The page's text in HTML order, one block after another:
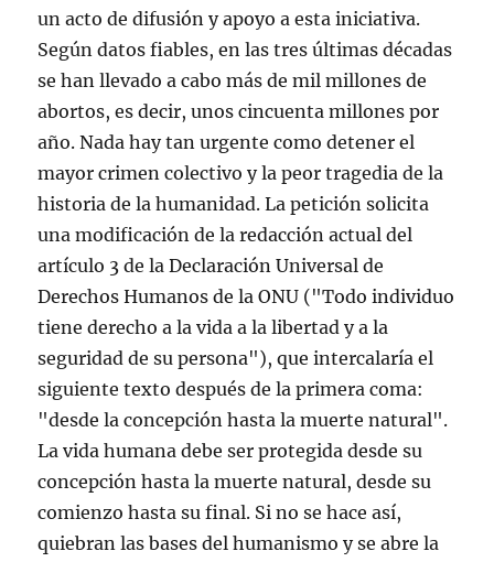
un acto de difusión y apoyo a esta iniciativa.
Según datos fiables, en las tres últimas décadas
se han llevado a cabo más de mil millones de
abortos, es decir, unos cincuenta millones por
año. Nada hay tan urgente como detener el
mayor crimen colectivo y la peor tragedia de la
historia de la humanidad. La petición solicita
una modificación de la redacción actual del
artículo 3 de la Declaración Universal de
Derechos Humanos de la ONU ("Todo individuo
tiene derecho a la vida a la libertad y a la
seguridad de su persona"), que intercalaría el
siguiente texto después de la primera coma:
"desde la concepción hasta la muerte natural".
La vida humana debe ser protegida desde su
concepción hasta la muerte natural, desde su
comienzo hasta su final. Si no se hace así,
quiebran las bases del humanismo y se abre la